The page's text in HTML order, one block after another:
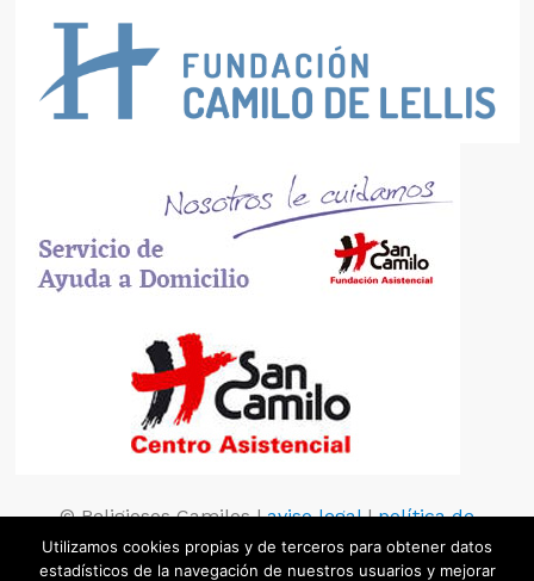
© Religiosos Camilos |aviso legal|política de
privacidad| política de cookies
Utilizamos cookies propias y de terceros para obtener datos
estadísticos de la navegación de nuestros usuarios y mejorar